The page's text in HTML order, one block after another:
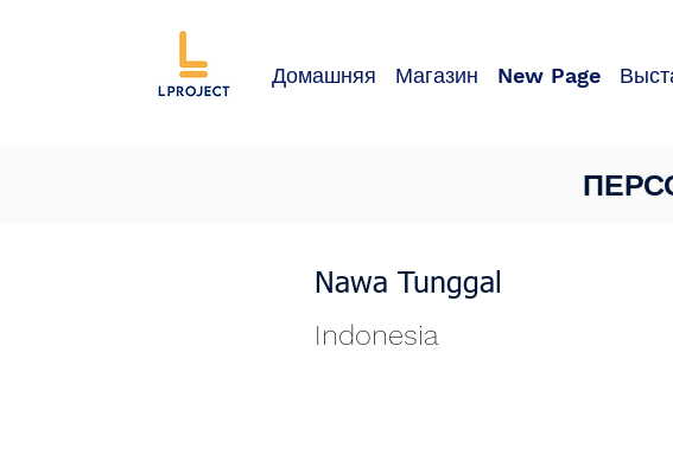
Домашняя Магазин New Page
Nawa Tunggal
Indonesia